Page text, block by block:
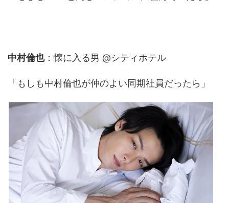
中村倫也：懐に入る男 @シティホテル
「もしも中村倫也が仲のよい同期社員だったら」